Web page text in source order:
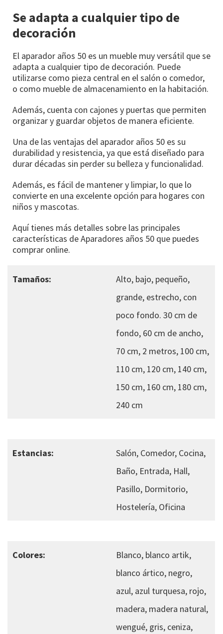
Se adapta a cualquier tipo de
decoración
El aparador años 50 es un mueble muy versátil que se
adapta a cualquier tipo de decoración. Puede
utilizarse como pieza central en el salón o comedor,
o como mueble de almacenamiento en la habitación.
Además, cuenta con cajones y puertas que permiten
organizar y guardar objetos de manera eficiente.
Una de las ventajas del aparador años 50 es su
durabilidad y resistencia, ya que está diseñado para
durar décadas sin perder su belleza y funcionalidad.
Además, es fácil de mantener y limpiar, lo que lo
convierte en una excelente opción para hogares con
niños y mascotas.
Aquí tienes más detalles sobre las principales
características de Aparadores años 50 que puedes
comprar online.
Tamaños:
Alto, bajo, pequeño,
grande, estrecho, con
poco fondo. 30 cm de
fondo, 60 cm de ancho,
70 cm, 2 metros, 100 cm,
110 cm, 120 cm, 140 cm,
150 cm, 160 cm, 180 cm,
240 cm
Estancias:
Salón, Comedor, Cocina,
Baño, Entrada, Hall,
Pasillo, Dormitorio,
Hostelería, Oficina
Colores:
Blanco, blanco artik,
blanco ártico, negro,
azul, azul turquesa, rojo,
madera, madera natural,
wengué, gris, ceniza,